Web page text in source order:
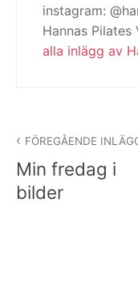
instagram:
Hannas Pilates
alla inlägg av
FÖREGÅENDE
Min fredag i
bilder